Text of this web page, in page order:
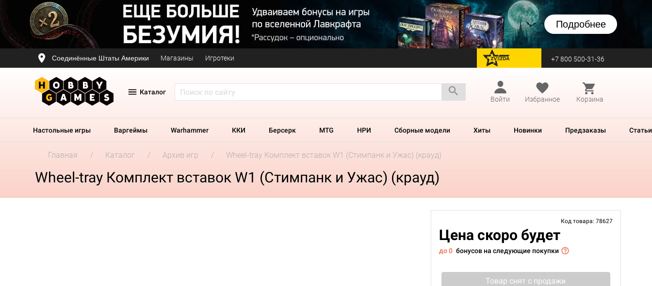
Подробнее
Соединённые Штаты Америки Магазины Игротеки перейти на Zvezda +7 800 500-31-36
Каталог
Войти
Избранное Корзина
Настольные игры Варгеймы Warhammer ККИ Берсерк MTG НРИ Сборные модели Хиты Новинки Предзаказы Статьи
Главная Каталог Архив игр Wheel-tray Комплект вставок W1 (Стимпанк и Ужас) (крауд)
Wheel-tray Комплект вставок W1 (Стимпанк и Ужас) (крауд)
Код товара: 78627
Цена скоро будет
до 0 бонусов на следующие покупки
Товар снят с продажи